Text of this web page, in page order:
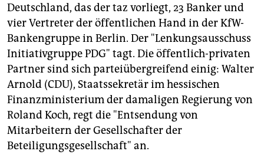
Deutschland, das der taz vorliegt, 23 Banker und
vier Vertreter der öffentlichen Hand in der KfW-
Bankengruppe in Berlin. Der "Lenkungsausschuss
Initiativgruppe PDG" tagt. Die öffentlich-privaten
Partner sind sich parteiübergreifend einig: Walter
Arnold (CDU), Staatssekretär im hessischen
Finanzministerium der damaligen Regierung von
Roland Koch, regt die "Entsendung von
Mitarbeitern der Gesellschafter der
Beteiligungsgesellschaft" an.